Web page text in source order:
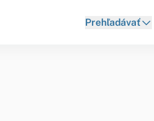
Prehľadávať